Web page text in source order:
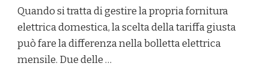
Quando si tratta di gestire la propria fornitura
elettrica domestica, la scelta della tariffa giusta
può fare la differenza nella bolletta elettrica
mensile. Due delle …